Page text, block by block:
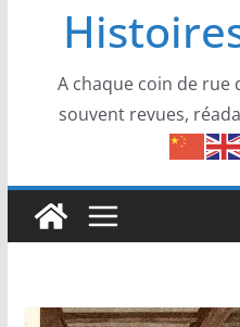
A chaque coin de rue
souvent revues,